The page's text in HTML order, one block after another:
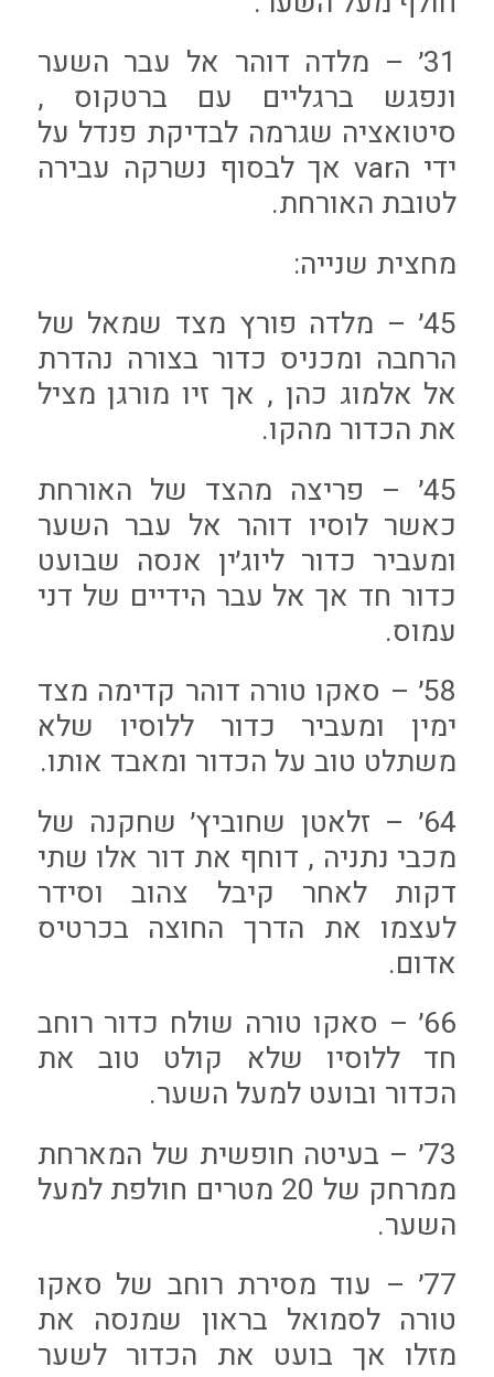
31׳ – מלדה דוהר אל עבר השער
ונפגש ברגליים עם ברטקוס ,
סיטואציה שגרמה לבדיקת פנדל על
ידי הvar אך לבסוף נשרקה עבירה
לטובת האורחת.
מחצית שנייה:
45׳ – מלדה פורץ מצד שמאל של
הרחבה ומכניס כדור בצורה נהדרת
אל אלמוג כהן , אך זיו מורגן מציל
את הכדור מהקו.
45׳ – פריצה מהצד של האורחת
כאשר לוסיו דוהר אל עבר השער
ומעביר כדור ליוג׳ין אנסה שבועט
כדור חד אך אל עבר הידיים של דני
עמוס.
58׳ – סאקו טורה דוהר קדימה מצד
ימין ומעביר כדור ללוסיו שלא
משתלט טוב על הכדור ומאבד אותו.
64׳ – זלאטן שחוביץ׳ שחקנה של
מכבי נתניה , דוחף את דור אלו שתי
דקות לאחר קיבל צהוב וסידר
לעצמו את הדרך החוצה בכרטיס
אדום.
66׳ – סאקו טורה שולח כדור רוחב
חד ללוסיו שלא קולט טוב את
הכדור ובועט למעל השער.
73׳ – בעיטה חופשית של המארחת
ממרחק של 20 מטרים חולפת למעל
השער.
77׳ – עוד מסירת רוחב של סאקו
טורה לסמואל בראון שמנסה את
מזלו אך בועט את הכדור לשער